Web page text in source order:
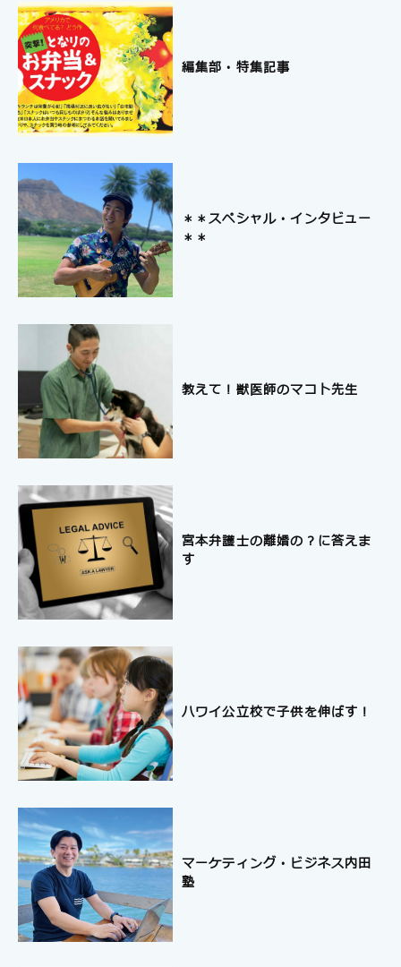
編集部・特集記事
＊＊スペシャル・インタビュー
＊＊
教えて！獣医師のマコト先生
宮本弁護士の離婚の？に答えま
す
ハワイ公立校で子供を伸ばす！
マーケティング・ビジネス内田
塾